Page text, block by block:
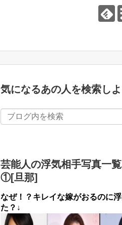
気になるあの人を検索しよ
芸能人の浮気相手写真一
①[旦那]
なぜ！？キレイな嫁がおるのに
た？↓